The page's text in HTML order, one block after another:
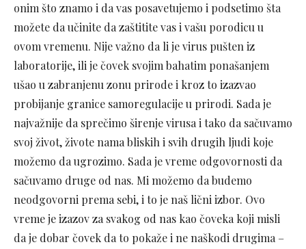
onim što znamo i da vas posavetujemo i podsetimo šta
možete da učinite da zaštitite vas i vašu porodicu u
ovom vremenu. Nije važno da li je virus pušten iz
laboratorije, ili je čovek svojim bahatim ponašanjem
ušao u zabranjenu zonu prirode i kroz to izazvao
probijanje granice samoregulacije u prirodi. Sada je
najvažnije da sprečimo širenje virusa i tako da sačuvamo
svoj život, živote nama bliskih i svih drugih ljudi koje
možemo da ugrozimo. Sada je vreme odgovornosti da
sačuvamo druge od nas. Mi možemo da budemo
neodgovorni prema sebi, i to je naš lični izbor. Ovo
vreme je izazov za svakog od nas kao čoveka koji misli
da je dobar čovek da to pokaže i ne naškodi drugima –